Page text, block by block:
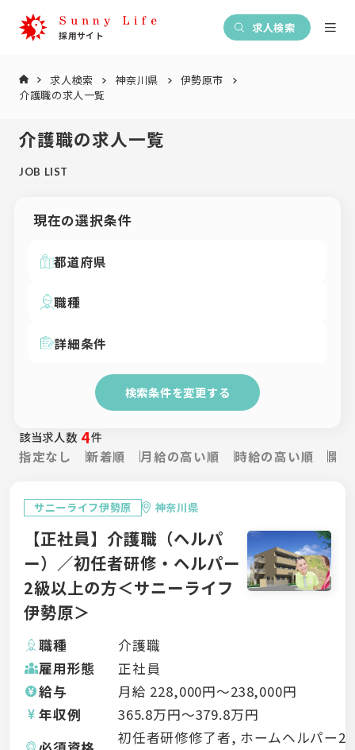
求人検索
求人検索 神奈川県
伊勢原市
介護職の求人一覧
介護職の求人一覧
JOB LIST
現在の選択条件
都道府県
職種
詳細条件
検索条件を変更する
該当求人数 4件
指定なし 新着順 月給の高い順 時給の高い順 開
サニーライフ伊勢原 神奈川県
【正社員】介護職（ヘルパ
ー）／初任者研修・ヘルパー
2級以上の方＜サニーライフ
伊勢原＞
職種
介護職
雇用形態
正社員
給与
月給 228,000円〜238,000円
年収例
365.8万円〜379.8万円
初任者研修修了者, ホームヘルパー2